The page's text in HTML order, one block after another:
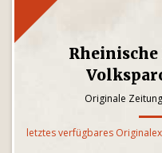
Originale
letztes verfügbares